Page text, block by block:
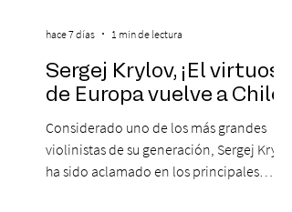
Sergej Krylov, ¡El virtuoso
de Europa vuelve a Chile!
Considerado uno de los más grandes
violinistas de su generación, Sergej Krylov
ha sido aclamado en los principales
hace 7 días 1 min de lectura